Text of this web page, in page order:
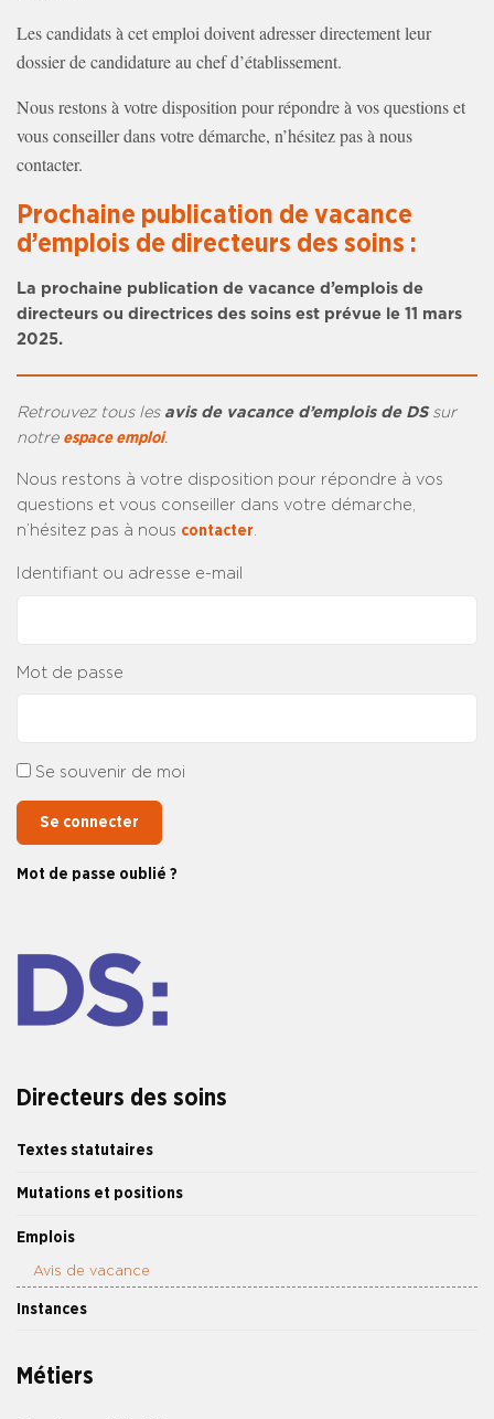
Directeurs des soins
Textes statutaires
Mutations et positions
Emplois
Avis de vacance
Instances
Métiers
Les candidats à cet emploi doivent adresser directement leur
dossier de candidature au chef d’établissement.
Nous restons à votre disposition pour répondre à vos questions et
vous conseiller dans votre démarche, n’hésitez pas à nous
contacter.
Prochaine publication de vacance
d’emplois de directeurs des soins :
La prochaine publication de vacance d’emplois de
directeurs ou directrices des soins est prévue le 11 mars
2025.
Retrouvez tous les avis de vacance d’emplois de DS sur
notre espace emploi.
Nous restons à votre disposition pour répondre à vos
questions et vous conseiller dans votre démarche,
n’hésitez pas à nous contacter.
Identifiant ou adresse e-mail
Mot de passe
Se souvenir de moi
Se connecter
Mot de passe oublié ?